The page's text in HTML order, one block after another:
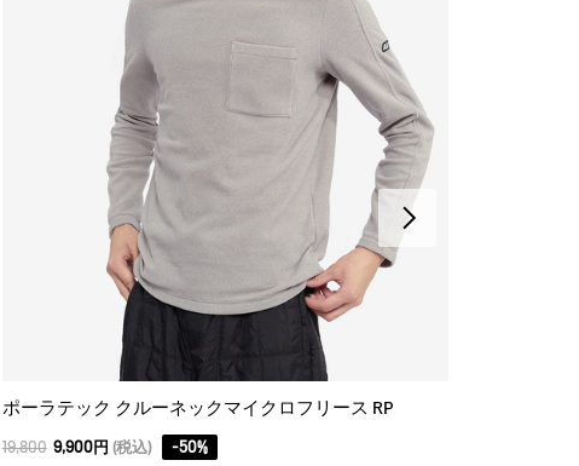
ポーラテック クルーネックマイクロフリース RP
19,800 9,900円 (税込) -50%